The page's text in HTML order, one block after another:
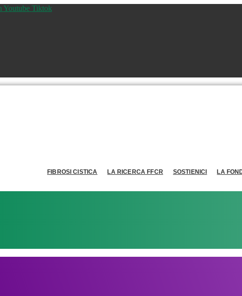
Youtube Tiktok
FIBROSI CISTICA LA RICERCA FFCR SOSTIENICI LA